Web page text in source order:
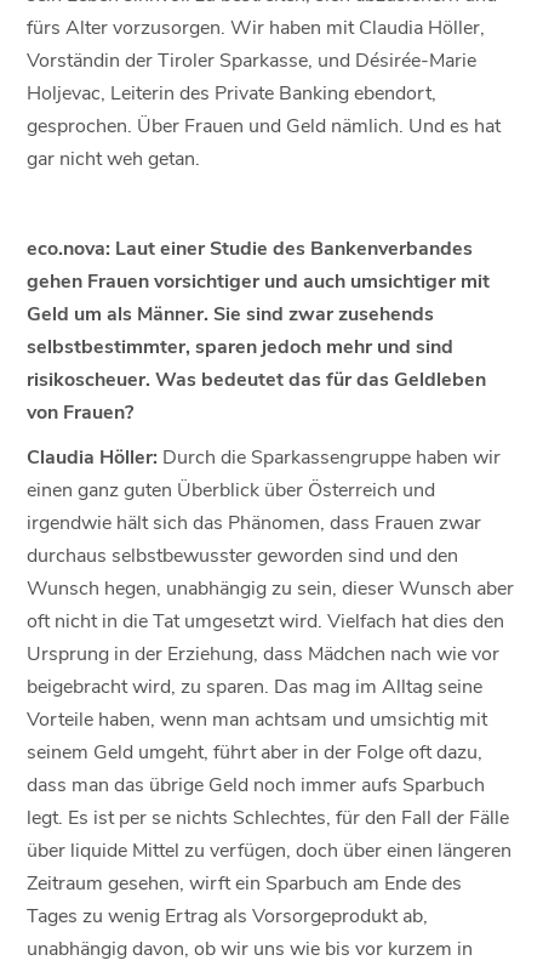
fürs Alter vorzusorgen. Wir haben mit Claudia Höller,
Vorständin der Tiroler Sparkasse, und Désirée-Marie
Holjevac, Leiterin des Private Banking ebendort,
gesprochen. Über Frauen und Geld nämlich. Und es hat
gar nicht weh getan.
eco.nova: Laut einer Studie des Bankenverbandes
gehen Frauen vorsichtiger und auch umsichtiger mit
Geld um als Männer. Sie sind zwar zusehends
selbstbestimmter, sparen jedoch mehr und sind
risikoscheuer. Was bedeutet das für das Geldleben
von Frauen?
Claudia Höller: Durch die Sparkassengruppe haben wir
einen ganz guten Überblick über Österreich und
irgendwie hält sich das Phänomen, dass Frauen zwar
durchaus selbstbewusster geworden sind und den
Wunsch hegen, unabhängig zu sein, dieser Wunsch aber
oft nicht in die Tat umgesetzt wird. Vielfach hat dies den
Ursprung in der Erziehung, dass Mädchen nach wie vor
beigebracht wird, zu sparen. Das mag im Alltag seine
Vorteile haben, wenn man achtsam und umsichtig mit
seinem Geld umgeht, führt aber in der Folge oft dazu,
dass man das übrige Geld noch immer aufs Sparbuch
legt. Es ist per se nichts Schlechtes, für den Fall der Fälle
über liquide Mittel zu verfügen, doch über einen längeren
Zeitraum gesehen, wirft ein Sparbuch am Ende des
Tages zu wenig Ertrag als Vorsorgeprodukt ab,
unabhängig davon, ob wir uns wie bis vor kurzem in